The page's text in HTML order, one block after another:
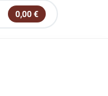
0,00 €